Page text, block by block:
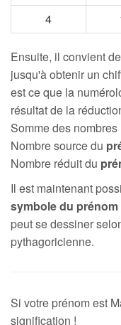
4
Ensuite, il convient
jusqu'à obtenir un
est ce que la
résultat de la
Somme des nombres
Nombre source du
Nombre réduit du
Il est maintenant
symbole du prénom
peut se dessiner
pythagoricienne.
Si votre prénom est
signification !